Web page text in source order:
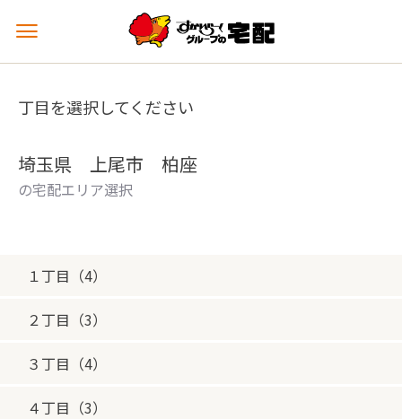
メ
ュ
を
丁目を選択してください
埼玉県 上尾市 柏座
の宅配エリア選択
１丁目（4）
２丁目（3）
３丁目（4）
４丁目（3）